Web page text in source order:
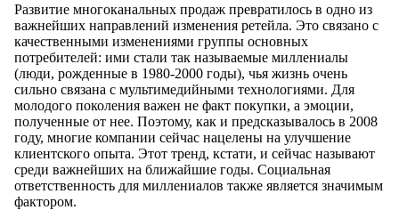
Развитие многоканальных продаж превратилось в одно из
важнейших направлений изменения ретейла. Это связано с
качественными изменениями группы основных
потребителей: ими стали так называемые миллениалы
(люди, рожденные в 1980-2000 годы), чья жизнь очень
сильно связана с мультимедийными технологиями. Для
молодого поколения важен не факт покупки, а эмоции,
полученные от нее. Поэтому, как и предсказывалось в 2008
году, многие компании сейчас нацелены на улучшение
клиентского опыта. Этот тренд, кстати, и сейчас называют
среди важнейших на ближайшие годы. Социальная
ответственность для миллениалов также является значимым
фактором.